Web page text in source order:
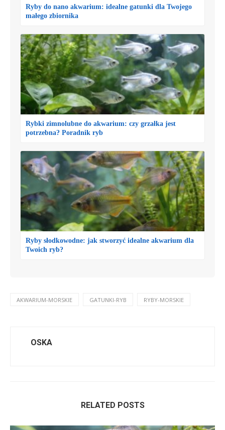
Ryby do nano akwarium: idealne gatunki dla Twojego
małego zbiornika
Rybki zimnolubne do akwarium: czy grzałka jest
potrzebna? Poradnik ryb
Ryby słodkowodne: jak stworzyć idealne akwarium dla
Twoich ryb?
AKWARIUM-MORSKIE GATUNKI-RYB RYBY-MORSKIE
OSKA
RELATED POSTS